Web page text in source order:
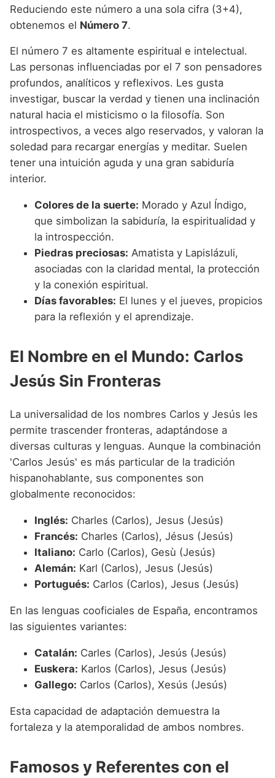
Reduciendo este número a una sola cifra (3+4),
obtenemos el Número 7.
El número 7 es altamente espiritual e intelectual.
Las personas influenciadas por el 7 son pensadores
profundos, analíticos y reflexivos. Les gusta
investigar, buscar la verdad y tienen una inclinación
natural hacia el misticismo o la filosofía. Son
introspectivos, a veces algo reservados, y valoran la
soledad para recargar energías y meditar. Suelen
tener una intuición aguda y una gran sabiduría
interior.
Colores de la suerte: Morado y Azul Índigo,
que simbolizan la sabiduría, la espiritualidad y
la introspección.
Piedras preciosas: Amatista y Lapislázuli,
asociadas con la claridad mental, la protección
y la conexión espiritual.
Días favorables: El lunes y el jueves, propicios
para la reflexión y el aprendizaje.
El Nombre en el Mundo: Carlos
Jesús Sin Fronteras
La universalidad de los nombres Carlos y Jesús les
permite trascender fronteras, adaptándose a
diversas culturas y lenguas. Aunque la combinación
'Carlos Jesús' es más particular de la tradición
hispanohablante, sus componentes son
globalmente reconocidos:
Inglés: Charles (Carlos), Jesus (Jesús)
Francés: Charles (Carlos), Jésus (Jesús)
Italiano: Carlo (Carlos), Gesù (Jesús)
Alemán: Karl (Carlos), Jesus (Jesús)
Portugués: Carlos (Carlos), Jesus (Jesús)
En las lenguas cooficiales de España, encontramos
las siguientes variantes:
Catalán: Carles (Carlos), Jesús (Jesús)
Euskera: Karlos (Carlos), Jesus (Jesús)
Gallego: Carlos (Carlos), Xesús (Jesús)
Esta capacidad de adaptación demuestra la
fortaleza y la atemporalidad de ambos nombres.
Famosos y Referentes con el